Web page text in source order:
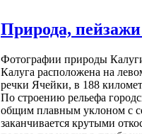
Природа,
Фотографии природы
Калуга расположена на
речки Ячейки, в 188
По строению рельефа
общим плавным уклоном с
заканчивается крутыми